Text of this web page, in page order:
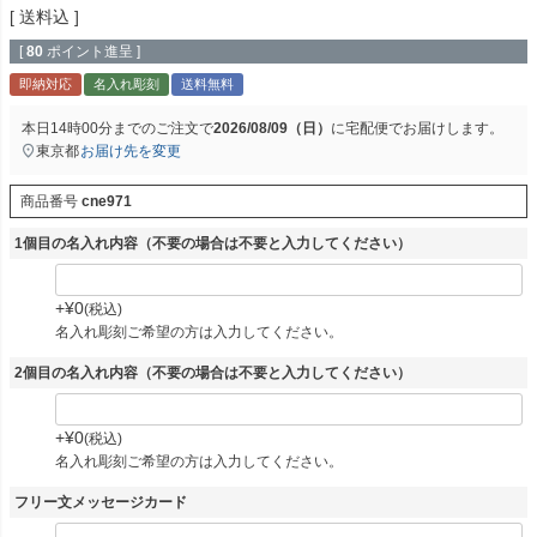
送料込
[ 80 ポイント進呈 ]
即納対応 名入れ彫刻 送料無料
本日 14時00分までのご注文で2026/08/09（日） に宅配便でお届けします。
東京都お届け先を変更
商品番号 cne971
1個目の名入れ内容（不要の場合は不要と入力してください）
+¥0 税込
名入れ彫刻ご希望の方は入力してください。
2個目の名入れ内容（不要の場合は不要と入力してください）
+¥0 税込
名入れ彫刻ご希望の方は入力してください。
フリー文メッセージカード